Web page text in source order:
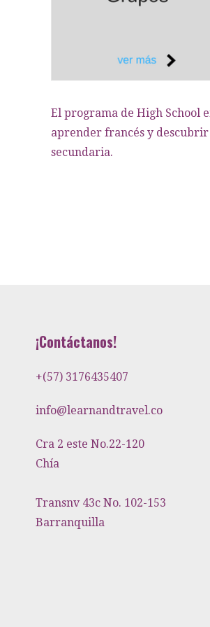
El programa de High School
aprender francés y
secundaria.
¡Contáctanos!
+(57) 3176435407
info@learnandtravel.co
Cra 2 este No.22-120
Chía
Transnv 43c No. 102-153
Barranquilla